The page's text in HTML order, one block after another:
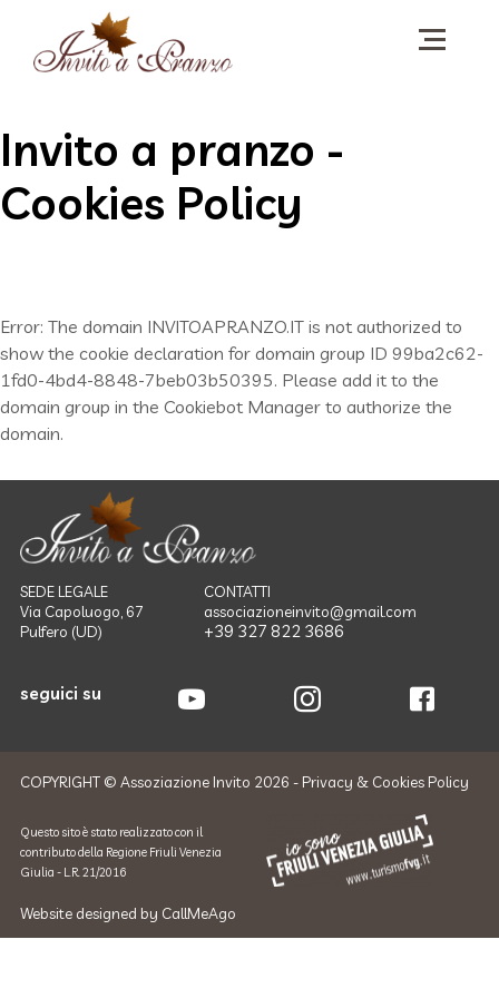
Invito a pranzo -
Cookies Policy
Error: The domain INVITOAPRANZO.IT is not authorized to
show the cookie declaration for domain group ID 99ba2c62-
1fd0-4bd4-8848-7beb03b50395. Please add it to the
domain group in the Cookiebot Manager to authorize the
domain.
SEDE LEGALE
Via Capoluogo, 67
Pulfero (UD)
CONTATTI
associazioneinvito@gmail.com
+39 327 822 3686
seguici su
COPYRIGHT © Assoziazione Invito 2026 -Privacy & Cookies Policy
Questo sito è stato realizzato con il
contributo della Regione Friuli Venezia
Giulia - L.R. 21/2016
Website designed by CallMeAgo